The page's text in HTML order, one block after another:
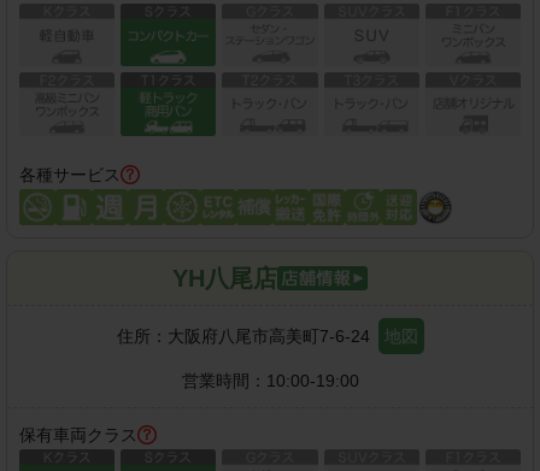
各種サービス
YH八尾店
住所： 大阪府八尾市高美町7-6-24 地図
営業時間： 10:00-19:00
保有車両クラス